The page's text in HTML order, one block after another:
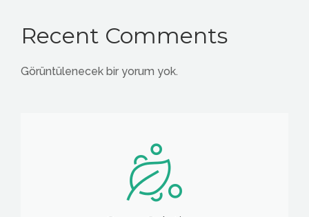
Recent Comments
Görüntülenecek bir yorum yok.